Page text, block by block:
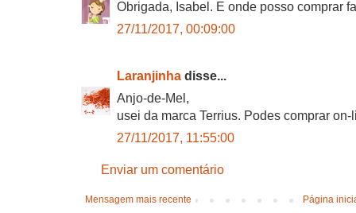
Obrigada, Isabel. E onde posso comprar
27/11/2017, 00:09:00
Laranjinha disse...
Anjo-de-Mel,
usei da marca Terrius. Podes comprar
27/11/2017, 11:55:00
Enviar um comentário
Mensagem mais recente Página